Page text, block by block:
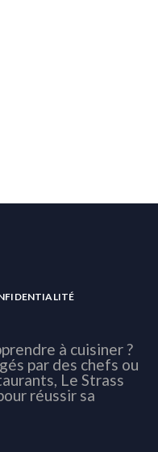
à cuisiner ?
par des chefs ou
Le Strass
réussir sa